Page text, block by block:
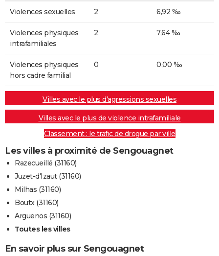
Violences sexuelles 2 6,92 ‰
Violences physiques
intrafamiliales
2 7,64 ‰
Violences physiques
hors cadre familial
0 0,00 ‰
Villes avec le plus d'agressions sexuelles
Villes avec le plus de violence intrafamiliale
Classement : le trafic de drogue par ville
Les villes à proximité de Sengouagnet
Razecueillé (31160)
Juzet-d'Izaut (31160)
Milhas (31160)
Boutx (31160)
Arguenos (31160)
Toutes les villes
En savoir plus sur Sengouagnet